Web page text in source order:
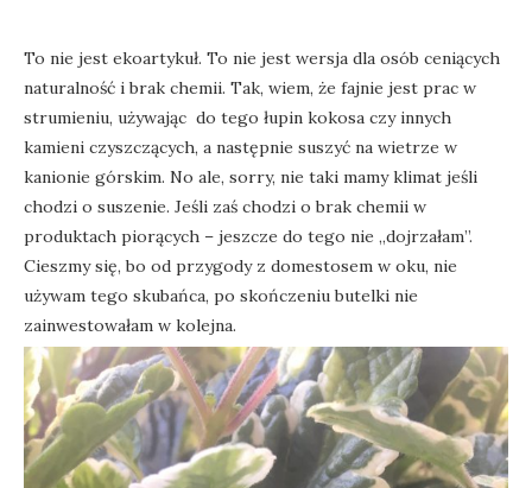
To nie jest ekoartykuł. To nie jest wersja dla osób ceniących
naturalność i brak chemii. Tak, wiem, że fajnie jest prac w
strumieniu, używając do tego łupin kokosa czy innych
kamieni czyszczących, a następnie suszyć na wietrze w
kanionie górskim. No ale, sorry, nie taki mamy klimat jeśli
chodzi o suszenie. Jeśli zaś chodzi o brak chemii w
produktach piorących – jeszcze do tego nie „dojrzałam”.
Cieszmy się, bo od przygody z domestosem w oku, nie
używam tego skubańca, po skończeniu butelki nie
zainwestowałam w kolejna.